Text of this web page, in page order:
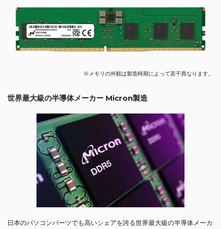
※メモリの外観は製造時期によって若干異なります。
世界最大級の半導体メーカー Micron製造
日本のパソコンパーツでも高いシェアを誇る世界最大級の半導体メーカ